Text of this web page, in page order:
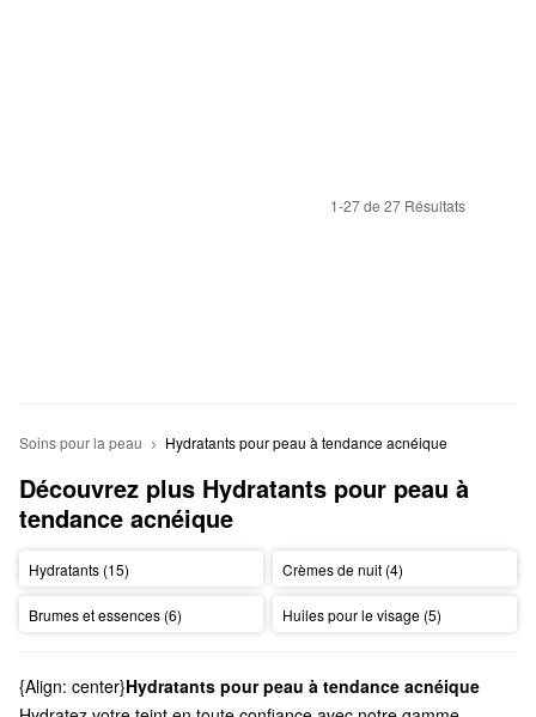
1-27 de 27 Résultats
Soins pour la peau Hydratants pour peau à tendance acnéique
Découvrez plus Hydratants pour peau à
tendance acnéique
Hydratants (15) Crèmes de nuit (4)
Brumes et essences (6) Huiles pour le visage (5)
{Align: center}Hydratants pour peau à tendance acnéique